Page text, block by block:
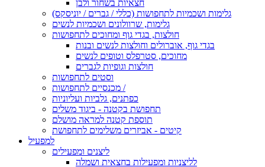
חצאיות בשחור ולבן
גלימות ושכמיות לתחפושות (כללי / גברים / יוניסקס)
גלימות, שרוולונים ושכמיות לנשים
חולצות, בגדי גוף ומחוכים לתחפושות
בגדי גוף, אוברולים וחולצות לנשים ובנות
מחוכים, סטרפלס וטופים לנשים
חולצות וגופיות לגברים
וסטים לתחפושות
מכנסיים לתחפושות /
כפתנים, גלביות ועליוניות
תחפושת בקטנה - ביגוד משלים
תוספת קטנה למראה מושלם
קיטים - אביזרים משלימים לתחפושת
למפעיל
ליצנים ומפעילים
לליצניות ומפעילות בחצאית ושמלה